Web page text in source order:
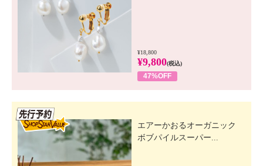
¥18,800
¥9,800(税込)
47%OFF
エアーかおるオーガニック
ボブパイルスーパー...